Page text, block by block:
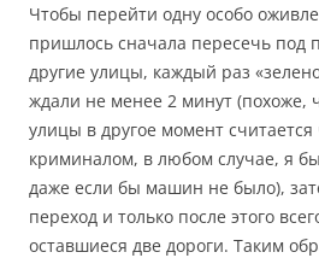
Чтобы перейти одну особо
пришлось сначала пересечь под
другие улицы, каждый раз
ждали не менее 2 минут (похоже,
улицы в другое момент считается
криминалом, в любом случае, я
даже если бы машин не было),
переход и только после этого
оставшиеся две дороги. Таким